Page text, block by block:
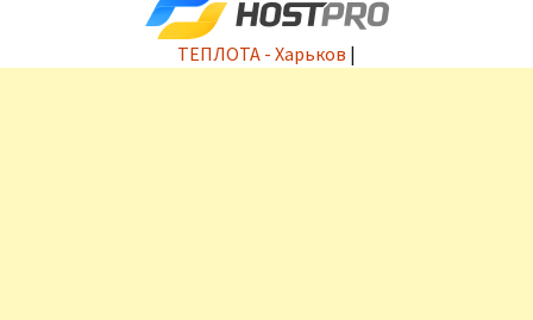
ТЕПЛОТА - Харьков |